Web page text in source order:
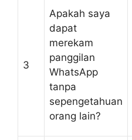
3
Apakah saya
dapat
merekam
panggilan
WhatsApp
tanpa
sepengetahuan
orang lain?